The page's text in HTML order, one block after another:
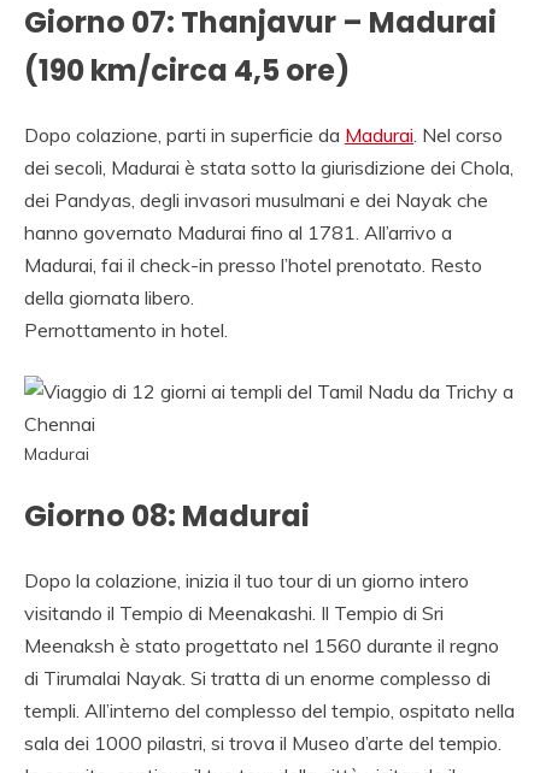
Giorno 07: Thanjavur – Madurai
(190 km/circa 4,5 ore)
Dopo colazione, parti in superficie da Madurai . Nel corso
dei secoli, Madurai è stata sotto la giurisdizione dei Chola,
dei Pandyas, degli invasori musulmani e dei Nayak che
hanno governato Madurai fino al 1781. All’arrivo a
Madurai, fai il check-in presso l’hotel prenotato. Resto
della giornata libero.
Pernottamento in hotel.
Madurai
Giorno 08: Madurai
Dopo la colazione, inizia il tuo tour di un giorno intero
visitando il Tempio di Meenakashi. Il Tempio di Sri
Meenaksh è stato progettato nel 1560 durante il regno
di Tirumalai Nayak. Si tratta di un enorme complesso di
templi. All’interno del complesso del tempio, ospitato nella
sala dei 1000 pilastri, si trova il Museo d’arte del tempio.